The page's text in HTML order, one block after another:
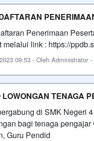
Penerimaan
melalui link : https://
09:53 - Oleh Administrator
LOWONGAN TENAGA
di SMK Negeri
bagi tenaga
Guru Pendid